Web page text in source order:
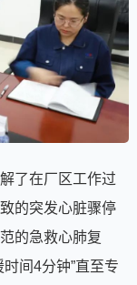
了在厂区工作过
的突发心脏骤停
的急救心肺复
间4分钟”直至专